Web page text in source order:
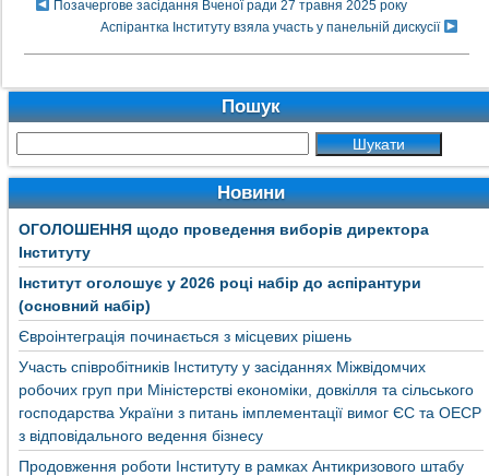
Позачергове засідання Вченої ради 27 травня 2025 року
Аспірантка Інституту взяла участь у панельній дискусії
Пошук
Новини
ОГОЛОШЕННЯ щодо проведення виборів директора
Інституту
Інститут оголошує у 2026 році набір до аспірантури
(основний набір)
Євроінтеграція починається з місцевих рішень
Участь співробітників Інституту у засіданнях Міжвідомчих
робочих груп при Міністерстві економіки, довкілля та сільського
господарства України з питань імплементації вимог ЄС та ОЕСР
з відповідального ведення бізнесу
Продовження роботи Інституту в рамках Антикризового штабу